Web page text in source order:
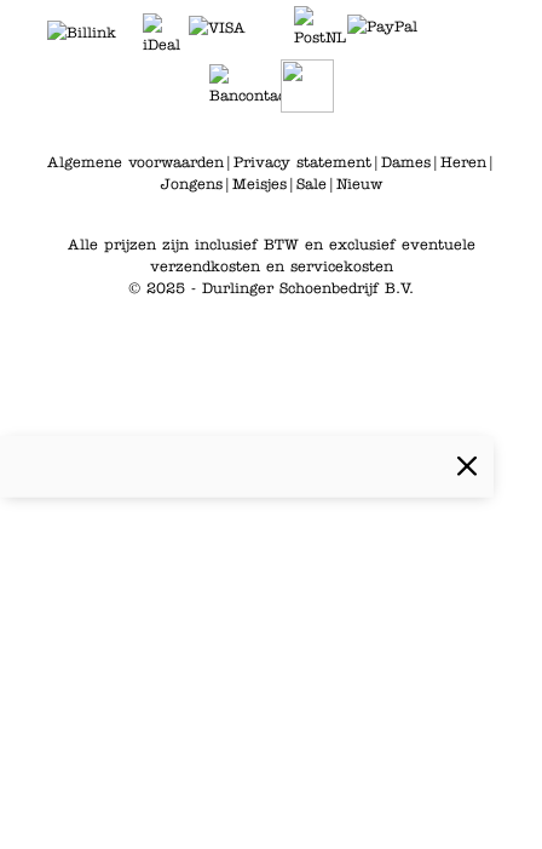
Algemene voorwaarden| Privacy statement| Dames| Heren|
Jongens| Meisjes| Sale| Nieuw
Alle prijzen zijn inclusief BTW en exclusief eventuele
verzendkosten en servicekosten
© 2025 - Durlinger Schoenbedrijf B.V.